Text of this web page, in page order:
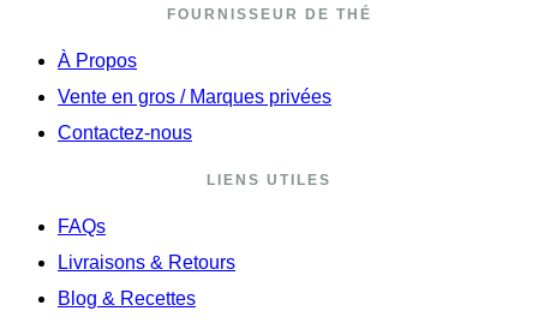
FOURNISSEUR DE THÉ
À Propos
Vente en gros / Marques privées
Contactez-nous
LIENS UTILES
FAQs
Livraisons & Retours
Blog & Recettes